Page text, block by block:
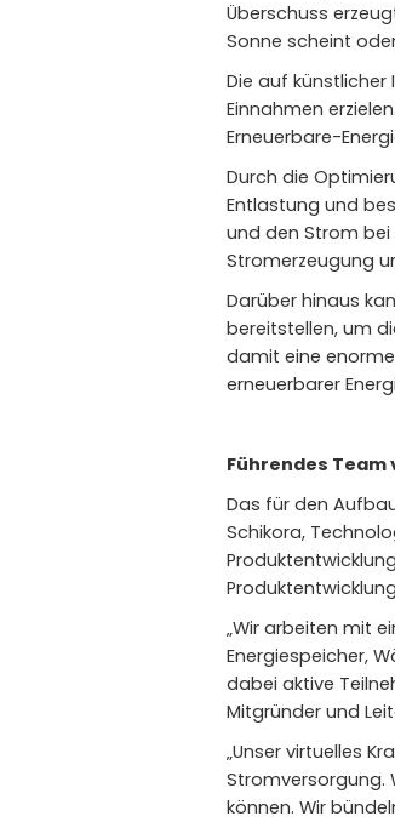
Überschuss
Sonne scheint
Die auf
Einnahmen
Erneuerbare-
Durch die
Entlastung und
und den Strom bei
Stromerzeugung
Darüber hinaus
bereitstellen, um
damit eine
erneuerbarer
Führendes Team
Das für den
Schikora,
„Wir arbeiten mit
Energiespeicher,
dabei aktive
Mitgründer und
„Unser virtuelles
Stromversorgung.
können. Wir